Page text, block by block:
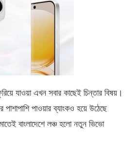
যাওয়া এখন সবার কাছেই চিন্তার বিষয়।
পাওয়ার ব্যাংকও হয়ে উঠেছে
বাংলাদেশে লঞ্চ হলো নতুন ভিভো